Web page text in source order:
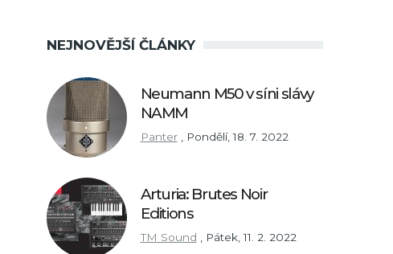
NEJNOVĚJŠÍ ČLÁNKY
Neumann M50 v síni slávy
NAMM
Panter Pondělí, 18. 7. 2022
Arturia: Brutes Noir
Editions
TM Sound , Pátek, 11. 2. 2022